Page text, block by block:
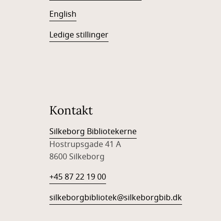
English
Ledige stillinger
Kontakt
Silkeborg Bibliotekerne
Hostrupsgade 41 A
8600 Silkeborg
+45 87 22 19 00
silkeborgbibliotek@silkeborgbib.dk